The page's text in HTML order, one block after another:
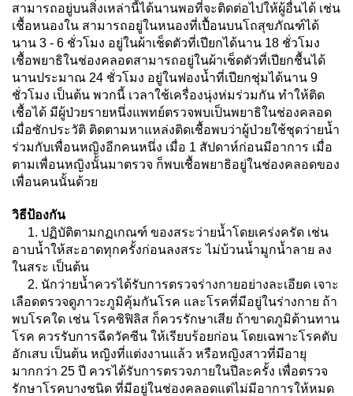
สามารถอยู่บนสิ่งเหล่านี้ได้นานพอที่จะติดต่อไปให้ผู้อื่นได้ เช่น
เชื้อหนองใน สามารถอยู่ในหนองที่เปื้อนบนโถสุขภัณฑ์ได้
นาน 3 - 6 ชั่วโมง อยู่ในผ้าเช็ดตัวที่เปียกได้นาน 18 ชั่วโมง
เชื้อพยาธิในช่องคลอดสามารถอยู่ในผ้าเช็ดตัวที่เปียกชื้นได้
นานประมาณ 24 ชั่วโมง อยู่ในฟองน้ำที่เปียกชุ่มได้นาน 9
ชั่วโมง เป็นต้น พวกนี้ เวลาใช้เครื่องนุ่งห่มร่วมกัน ทำให้ติด
เชื้อได้ มีผู้ป่วยรายหนึ่งแพทย์ตรวจพบเป็นพยาธิในช่องคลอด
เมื่อซักประวัติ ติดตามหาแหล่งติดเชื้อพบว่าผู้ป่วยใช้ชุดว่ายน้ำ
ร่วมกับเพื่อนหญิงอีกคนหนึ่ง เมื่อ 1 สัปดาห์ก่อนมีอาการ เมื่อ
ตามเพื่อนหญิงนั้นมาตรวจ ก็พบเชื้อพยาธิอยู่ในช่องคลอดของ
เพื่อนคนนั้นด้วย
วิธีป้องกัน
1. ปฏิบัติตามกฏเกณฑ์ ของสระว่ายน้ำโดยเคร่งครัด เช่น
อาบน้ำให้สะอาดทุกครั้งก่อนลงสระ ไม่บ้วนน้ำมูกน้ำลาย ลง
ในสระ เป็นต้น
2. นักว่ายน้ำควรได้รับการตรวจร่างกายอย่างละเอียด เจาะ
เลือดตรวจดูภาวะภูมิคุ้มกันโรค และโรคที่มีอยู่ในร่างกาย ถ้า
พบโรคใด เช่น โรคซิฟิลิส ก็ควรรักษาเสีย ถ้าขาดภูมิต้านทาน
โรค ควรรับการฉีดวัคซีน ให้เรียบร้อยก่อน โดยเฉพาะโรคตับ
อักเสบ เป็นต้น หญิงที่แต่งงานแล้ว หรือหญิงสาวที่มีอายุ
มากกว่า 25 ปี ควรได้รับการตรวจภายในปีละครั้ง เพื่อตรวจ
รักษาโรคบางชนิด ที่มีอยู่ในช่องคลอดแต่ไม่มีอาการให้หมด